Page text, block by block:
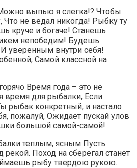
выпью я слегка!? Чтобы
Что не ведал никогда! Рыбку ту
круче и богаче! Станешь
непобедим! Будешь
внутри себя!
Самой классной на
Время года – это не
время для рыбалки, Если
рыбак конкретный, и настало
пожалуй, Ожидает пускай улов
большой самой-самой!
теплым, ясным Пусть
рекой. Поход на сберегал станет
рыбу твердою рукою.